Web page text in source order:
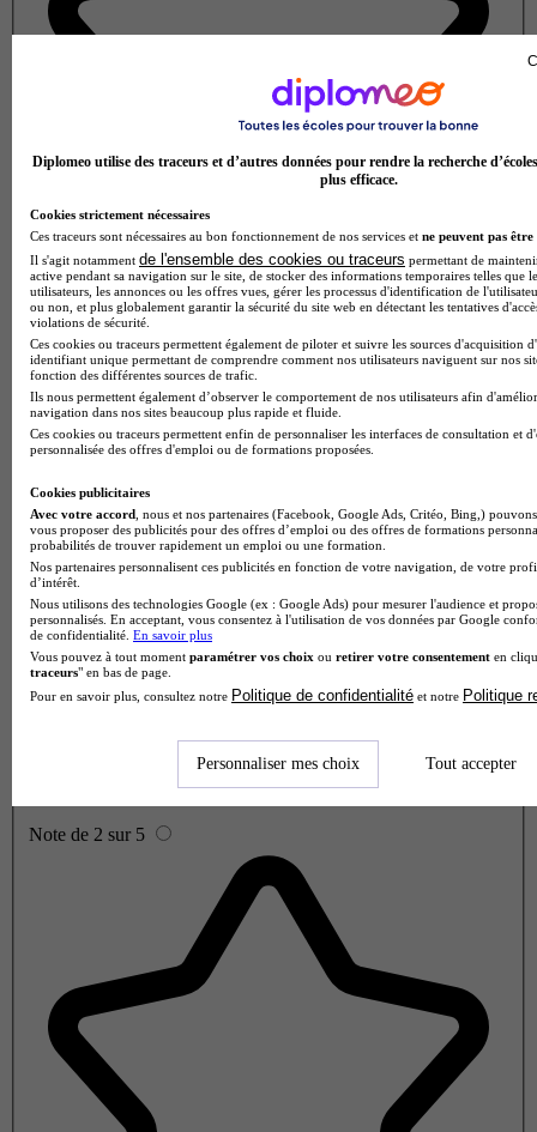
Note de 1 sur 5
Note de 2 sur 5
Diplomeo utilise des traceurs et d’autres données pour rendre la recherche
plus efficace.
Cookies strictement nécessaires
Ces traceurs sont nécessaires au bon fonctionnement de nos services et ne peuvent pas être
Il s'agit notamment de l'ensemble des cookies ou traceurs permettant de
active pendant sa navigation sur le site, de stocker des informations temporaires telles que
utilisateurs, les annonces ou les offres vues, gérer les processus d'identification de
ou non, et plus globalement garantir la sécurité du site web en détectant les tentatives
violations de sécurité.
Ces cookies ou traceurs permettent également de piloter et suivre les sources d'acquisition
identifiant unique permettant de comprendre comment nos utilisateurs naviguent sur nos
fonction des différentes sources de trafic.
Ils nous permettent également d’observer le comportement de nos utilisateurs afin
navigation dans nos sites beaucoup plus rapide et fluide.
Ces cookies ou traceurs permettent enfin de personnaliser les interfaces de consultation et
personnalisée des offres d'emploi ou de formations proposées.
Cookies publicitaires
Avec votre accord , nous et nos partenaires (Facebook, Google Ads, Critéo, Bing,)
vous proposer des publicités pour des offres d’emploi ou des offres de formations
probabilités de trouver rapidement un emploi ou une formation.
Nos partenaires personnalisent ces publicités en fonction de votre navigation, de votre
d’intérêt.
Nous utilisons des technologies Google (ex : Google Ads) pour mesurer l'audience et
personnalisés. En acceptant, vous consentez à l'utilisation de vos données par Google
de confidentialité. En savoir plus
Vous pouvez à tout moment paramétrer vos choix ou retirer votre consentement en
traceurs" en bas de page.
Pour en savoir plus, consultez notre Politique de confidentialité et notre Politique
Personnaliser mes choix Tout accepter